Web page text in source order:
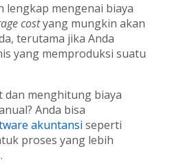
lengkap mengenai biaya
costyang mungkin akan
terutama jika Anda
yang memproduksi suatu
dan menghitung biaya
Anda bisa
akuntansi seperti
proses yang lebih